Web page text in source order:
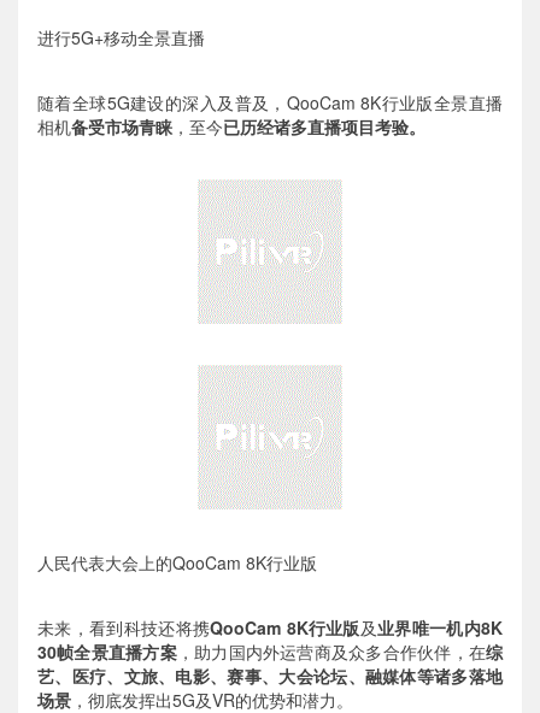
进行5G+移动全景直播
随着全球5G建设的深入及普及，QooCam 8K行业版全景直播
相机备受市场青睐 ，至今已历经诸多直播项目考验。
人民代表大会上的QooCam 8K行业版
未来，看到科技还将携QooCam 8K行业版及业界唯一机内8K
30帧全景直播方案，助力国内外运营商及众多合作伙伴，在综
艺、医疗、文旅、电影、赛事、大会论坛、融媒体等诸多落地
场景 ，彻底发挥出5G及VR的优势和潜力。